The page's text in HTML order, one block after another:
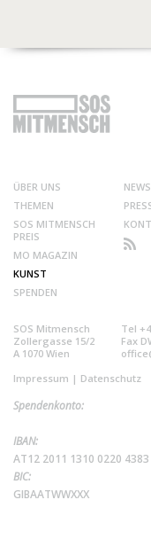
ÜBER UNS
THEMEN
SOS MITMENSCH
PREIS
MO MAGAZIN
KUNST
SPENDEN
SOS Mitmensch
Zollergasse 15/2
A 1070 Wien
Tel
Fax
Impressum | Datenschutz
Spendenkonto:
IBAN:
AT12 2011 1310 0220 4383
BIC:
GIBAATWWXXX